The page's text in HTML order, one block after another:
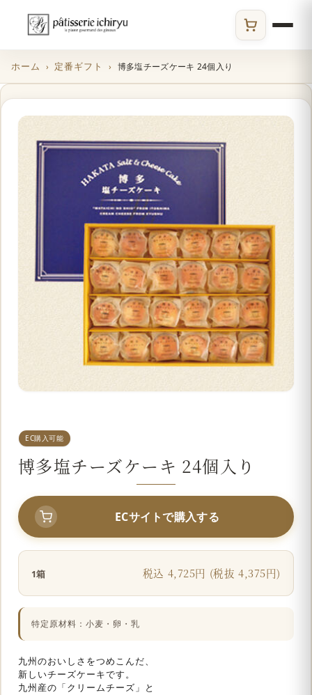
ECサイト
ホーム 定番ギフト 博多塩チーズケーキ 24個入り
EC購入可能
博多塩チーズケーキ 24個入り
ECサイトで購入する
1箱 税込 4,725円 (税抜 4,375円)
特定原材料：小麦・卵・乳
九州のおいしさをつめこんだ、
新しいチーズケーキです。
九州産の「クリームチーズ」と